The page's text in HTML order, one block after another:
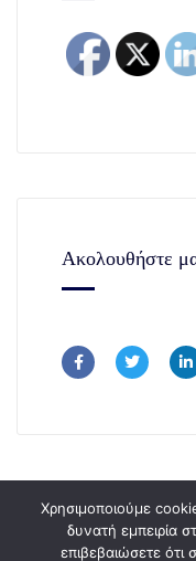
Ακολουθήστε
Χρησιμοποιούμε
δυνατή εμπειρία
επιβεβαιώσετε